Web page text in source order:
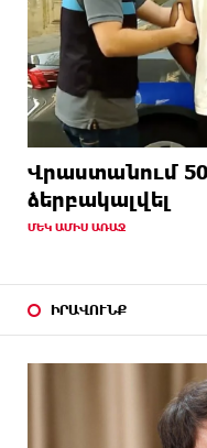
Վրաստանում
ձերբակալվել
ՄԵԿ ԱՄԻՍ ԱՌԱՋ
ԻՐԱՎՈՒՆՔ